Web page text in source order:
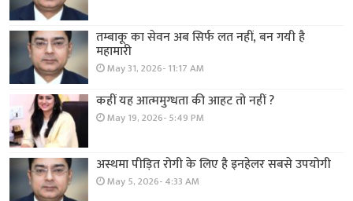
तम्बाकू का सेवन अब सिर्फ लत नहीं, बन गयी है
महामारी
May 31, 2026- 11:17 AM
कहीं यह आत्ममुग्धता की आहट तो नहीं ?
May 19, 2026- 5:49 PM
अस्थमा पीड़ित रोगी के लिए है इनहेलर सबसे उपयोगी
May 5, 2026- 4:33 AM